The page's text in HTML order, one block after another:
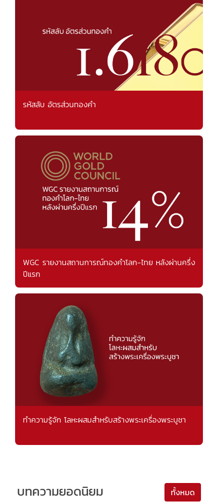
รหัสลับ อัตรส่วนทองคำ
WGC รายงานสถานการณ์ทองคำโลก-ไทย หลังผ่านครึ่ง
ปีแรก
ทำความรู้จัก โลหะผสมสำหรับสร้างพระเครื่องพระบูชา
บทความยอดนิยม ทั้งหมด